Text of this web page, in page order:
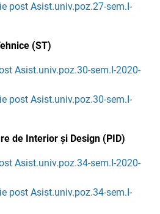
post Asist.univ.poz.27-sem.I-
(ST)
Asist.univ.poz.30-sem.I-2020-
post Asist.univ.poz.30-sem.I-
de Interior și Design (PID)
Asist.univ.poz.34-sem.I-2020-
post Asist.univ.poz.34-sem.I-